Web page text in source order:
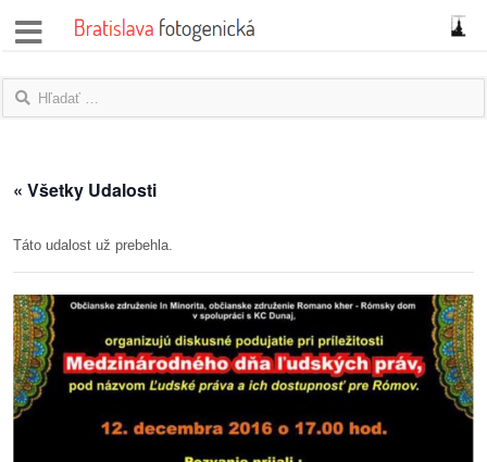
správy
názory
blogy
fotky
protesty
« Všetky Udalosti
Táto udalost už prebehla.